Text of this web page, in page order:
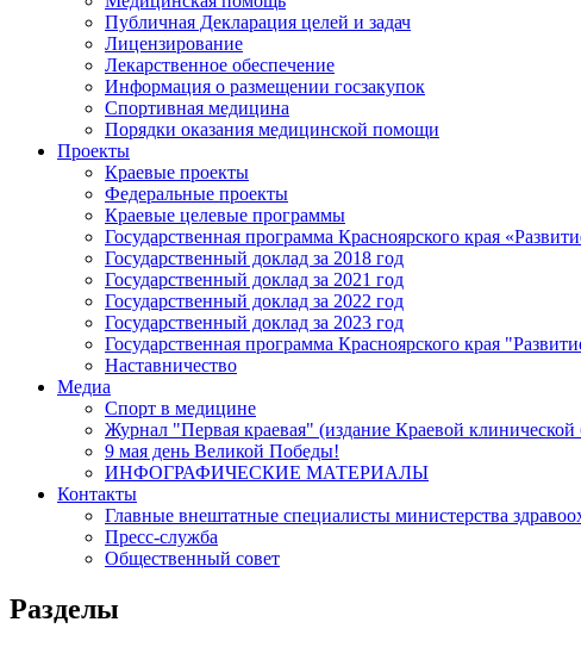
Публичная Декларация целей и задач
Лицензирование
Лекарственное обеспечение
Информация о размещении госзакупок
Спортивная медицина
Порядки оказания медицинской помощи
Проекты
Краевые проекты
Федеральные проекты
Краевые целевые программы
Государственная программа Красноярского края
Государственный доклад за 2018 год
Государственный доклад за 2021 год
Государственный доклад за 2022 год
Государственный доклад за 2023 год
Государственная программа Красноярского края
Наставничество
Медиа
Спорт в медицине
Журнал "Первая краевая" (издание Краевой
9 мая день Великой Победы!
ИНФОГРАФИЧЕСКИЕ МАТЕРИАЛЫ
Контакты
Главные внештатные специалисты министерства
Пресс-служба
Общественный совет
Разделы